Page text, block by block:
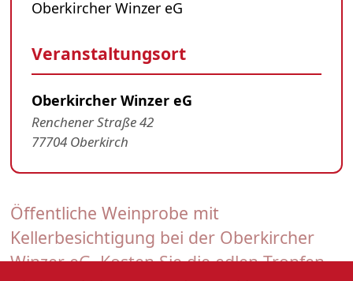
Öffentliche Weinprobe mit
Kellerbesichtigung bei der Oberkircher
Winzer eG. Kosten Sie die edlen Tropfen.
Oberkircher Winzer eG
Veranstaltungsort
Oberkircher Winzer eG
Renchener Straße 42
77704 Oberkirch